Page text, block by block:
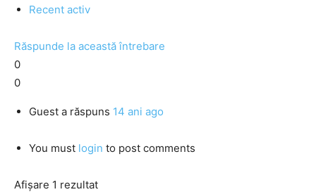
Recent activ
Răspunde la această întrebare
0
0
Guest a răspuns 14 ani ago
You must login to post comments
Afișare 1 rezultat